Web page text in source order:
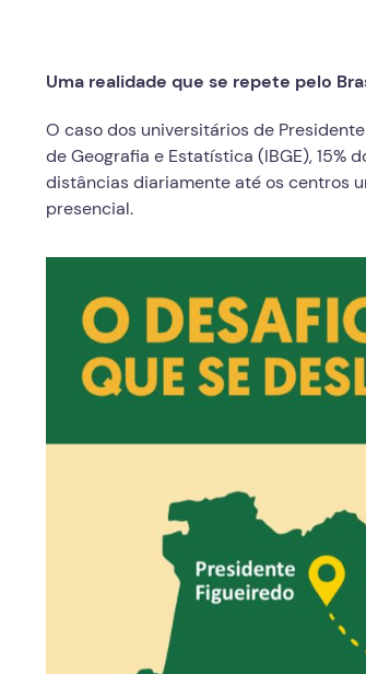
Uma realidade que se repete pelo
O caso dos universitários de
de Geografia e Estatística (IBGE),
distâncias diariamente até os centros
presencial.